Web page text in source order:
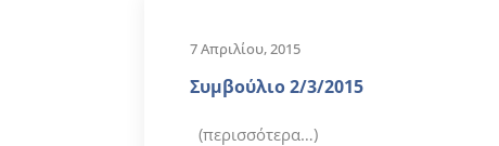
7 Απριλίου, 2015
Συμβούλιο 2/3/2015
(περισσότερα…)